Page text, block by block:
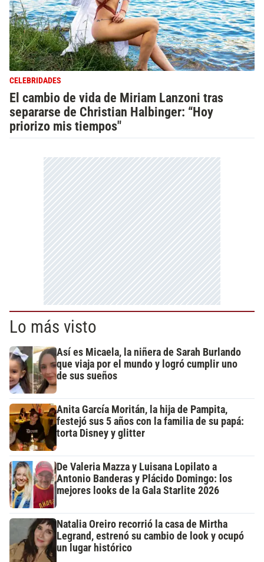
CELEBRIDADES
El cambio de vida de Miriam Lanzoni tras
separarse de Christian Halbinger: “Hoy
priorizo mis tiempos"
Lo más visto
Así es Micaela, la niñera de Sarah Burlando
que viaja por el mundo y logró cumplir uno
de sus sueños
Anita García Moritán, la hija de Pampita,
festejó sus 5 años con la familia de su papá:
torta Disney y glitter
De Valeria Mazza y Luisana Lopilato a
Antonio Banderas y Plácido Domingo: los
mejores looks de la Gala Starlite 2026
Natalia Oreiro recorrió la casa de Mirtha
Legrand, estrenó su cambio de look y ocupó
un lugar histórico